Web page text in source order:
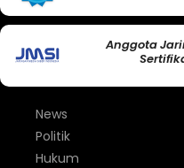
Anggota
News
Politik
Hukum